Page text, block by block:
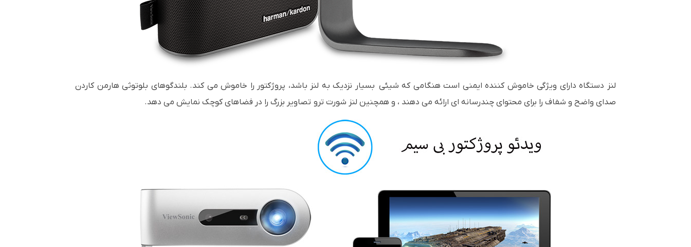
لنز دستگاه دارای ویژگی خاموش کننده ایمنی است هنگامی که شیئی بسیار نزدیک به لنز باشد، پروژکتور را خاموش می کند. بلندگوهای بلوتوثی هارمن کاردن
صدای واضح و شفاف را برای محتوای چندرسانه ای ارائه می دهند ، و همچنین لنز شورت ترو تصاویر بزرگ را در فضاهای کوچک نمایش می دهد.